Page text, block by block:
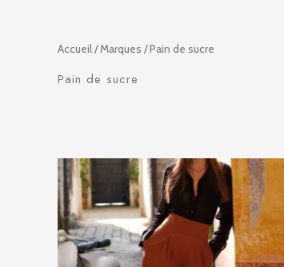
Accueil/ Marques / Pain de sucre
Pain de sucre